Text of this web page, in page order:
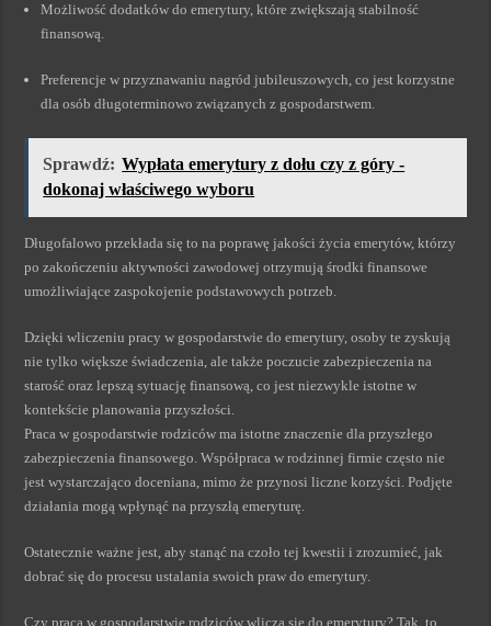
Możliwość dodatków do emerytury, które zwiększają stabilność
finansową.
Preferencje w przyznawaniu nagród jubileuszowych, co jest korzystne
dla osób długoterminowo związanych z gospodarstwem.
Sprawdź: Wypłata emerytury z dołu czy z góry -
dokonaj właściwego wyboru
Długofalowo przekłada się to na poprawę jakości życia emerytów, którzy
po zakończeniu aktywności zawodowej otrzymują środki finansowe
umożliwiające zaspokojenie podstawowych potrzeb.
Dzięki wliczeniu pracy w gospodarstwie do emerytury, osoby te zyskują
nie tylko większe świadczenia, ale także poczucie zabezpieczenia na
starość oraz lepszą sytuację finansową, co jest niezwykle istotne w
kontekście planowania przyszłości.
Praca w gospodarstwie rodziców ma istotne znaczenie dla przyszłego
zabezpieczenia finansowego. Współpraca w rodzinnej firmie często nie
jest wystarczająco doceniana, mimo że przynosi liczne korzyści. Podjęte
działania mogą wpłynąć na przyszłą emeryturę.
Ostatecznie ważne jest, aby stanąć na czoło tej kwestii i zrozumieć, jak
dobrać się do procesu ustalania swoich praw do emerytury.
Czy praca w gospodarstwie rodziców wlicza się do emerytury? Tak, to